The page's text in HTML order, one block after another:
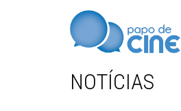
NOTÍCIAS